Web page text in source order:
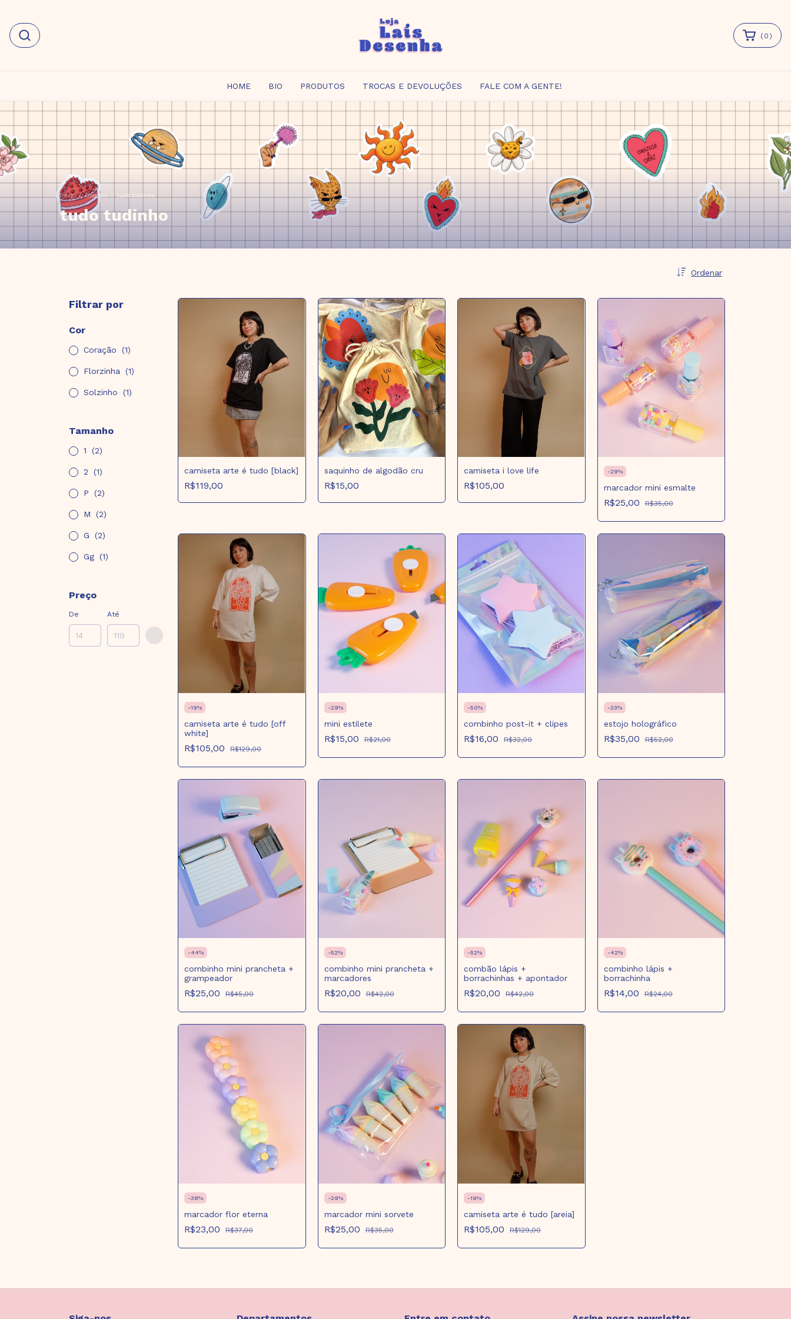
( 0 )
HOME BIO PRODUTOS TROCAS E DEVOLUÇÕES FALE COM A GENTE!
Início / coleções tudo tudinho
tudo tudinho
Ordenar
Filtrar por
Cor
Coração (1)
Florzinha (1)
Solzinho (1)
Tamanho
1 (2)
2 (1)
P (2)
M (2)
G (2)
Gg (1)
Preço
De Até
camiseta arte é tudo [black]
R$119,00
saquinho de algodão cru
R$15,00
camiseta i love life
R$105,00
-29%
marcador mini esmalte
R$25,00 R$35,00
-19%
camiseta arte é tudo [off
white]
R$105,00 R$129,00
-29%
mini estilete
R$15,00 R$21,00
-50%
combinho post-it + clipes
R$16,00 R$32,00
-33%
estojo holográfico
R$35,00 R$52,00
-44%
combinho mini prancheta +
grampeador
R$25,00 R$45,00
-52%
combinho mini prancheta +
marcadores
R$20,00 R$42,00
-52%
combão lápis +
borrachinhas + apontador
R$20,00 R$42,00
-42%
combinho lápis +
borrachinha
R$14,00 R$24,00
-38%
marcador flor eterna
R$23,00 R$37,00
-29%
marcador mini sorvete
R$25,00 R$35,00
-19%
camiseta arte é tudo [areia]
R$105,00 R$129,00